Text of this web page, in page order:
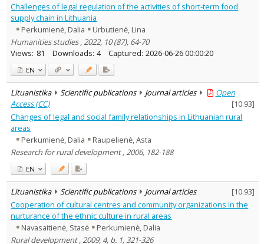
Challenges of legal regulation of the activities of short-term food
supply chain in Lithuania
Perkumienė, Dalia
Urbutienė, Lina
Humanities studies , 2022, 10 (87), 64-70
Views: 81 Downloads: 4 Captured: 2026-06-26 00:00:20
EN
Lituanistika Scientific publications Journal articles
Open
Access (CC)
[10.93]
Changes of legal and social family relationships in Lithuanian rural
areas
Perkumienė, Dalia
Raupelienė, Asta
Research for rural development , 2006, 182-188
EN
Lituanistika Scientific publications Journal articles [10.93]
Cooperation of cultural centres and community organizations in the
nurturance of the ethnic culture in rural areas
Navasaitienė, Stasė
Perkumienė, Dalia
Rural development , 2009, 4, b. 1, 321-326